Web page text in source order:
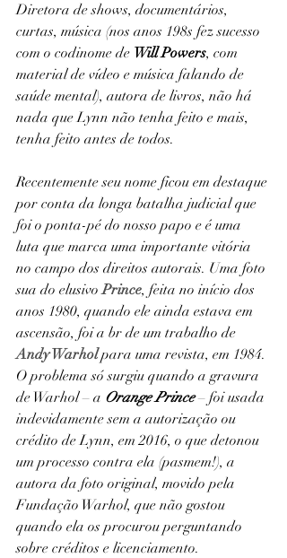
Diretora de shows, documentários,
curtas, música (nos anos 198s fez sucesso
com o codinome de Will Powers, com
material de vídeo e música falando de
saúde mental), autora de livros, não há
nada que Lynn não tenha feito e mais,
tenha feito antes de todos.
Recentemente seu nome ficou em destaque
por conta da longa batalha judicial que
foi o ponta-pé do nosso papo e é uma
luta que marca uma importante vitória
no campo dos direitos autorais. Uma foto
sua do elusivo Prince, feita no início dos
anos 1980, quando ele ainda estava em
ascensão, foi a br de um trabalho de
Andy Warhol para uma revista, em 1984.
O problema só surgiu quando a gravura
de Warhol – a Orange Prince – foi usada
indevidamente sem a autorização ou
crédito de Lynn, em 2016, o que detonou
um processo contra ela (pasmem!), a
autora da foto original, movido pela
Fundação Warhol, que não gostou
quando ela os procurou perguntando
sobre créditos e licenciamento.